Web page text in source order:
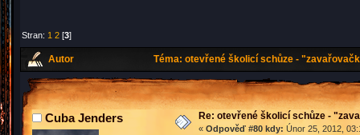
Stran: 1 2 [3]
Autor Téma: otevřené školicí schůze -
Cuba Jenders Re: otevřené školicí schůze -
« Odpověď #80 kdy: Únor 25, 2012,